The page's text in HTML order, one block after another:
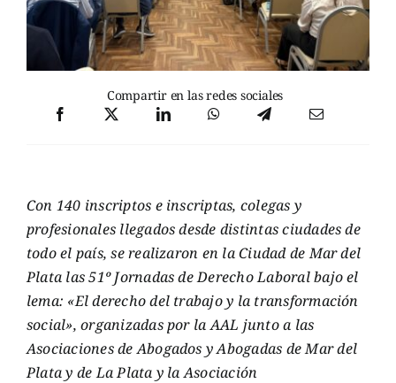
Compartir en las redes sociales
Con 140 inscriptos e inscriptas, colegas y
profesionales llegados desde distintas ciudades de
todo el país, se realizaron en la Ciudad de Mar del
Plata las 51º Jornadas de Derecho Laboral bajo el
lema: «El derecho del trabajo y la transformación
social», organizadas por la AAL junto a las
Asociaciones de Abogados y Abogadas de Mar del
Plata y de La Plata y la Asociación